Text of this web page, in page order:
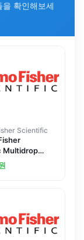
확인해보세
Scientific
Multidrop
and DW
tubing set